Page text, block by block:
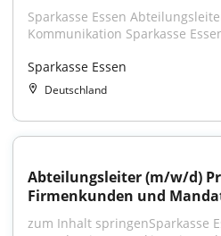
Sparkasse Essen
Kommunikation Sparkasse
Sparkasse Essen
Deutschland
Abteilungsleiter (m/w/d)
Firmenkunden und
zum Inhalt springenSparkasse